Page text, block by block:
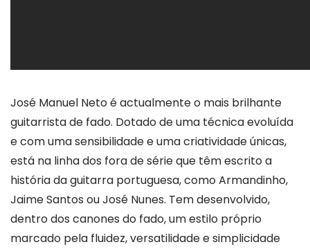
José Manuel Neto é actualmente o mais brilhante
guitarrista de fado. Dotado de uma técnica evoluída
e com uma sensibilidade e uma criatividade únicas,
está na linha dos fora de série que têm escrito a
história da guitarra portuguesa, como Armandinho,
Jaime Santos ou José Nunes. Tem desenvolvido,
dentro dos canones do fado, um estilo próprio
marcado pela fluidez, versatilidade e simplicidade